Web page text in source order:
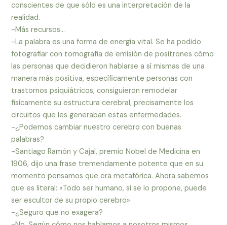
conscientes de que sólo es una interpretación de la
realidad.
-Más recursos…
-La palabra es una forma de energía vital. Se ha podido
fotografiar con tomografía de emisión de positrones cómo
las personas que decidieron hablarse a sí mismas de una
manera más positiva, específicamente personas con
trastornos psiquiátricos, consiguieron remodelar
físicamente su estructura cerebral, precisamente los
circuitos que les generaban estas enfermedades.
-¿Podemos cambiar nuestro cerebro con buenas
palabras?
-Santiago Ramón y Cajal, premio Nobel de Medicina en
1906, dijo una frase tremendamente potente que en su
momento pensamos que era metafórica. Ahora sabemos
que es literal: «Todo ser humano, si se lo propone, puede
ser escultor de su propio cerebro».
-¿Seguro que no exagera?